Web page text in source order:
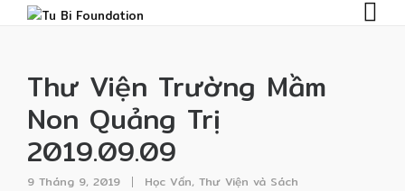
Thư Viện Trường Mầm
Non Quảng Trị
2019.09.09
9 Tháng 9, 2019 Học Vấn, Thư Viện và Sách